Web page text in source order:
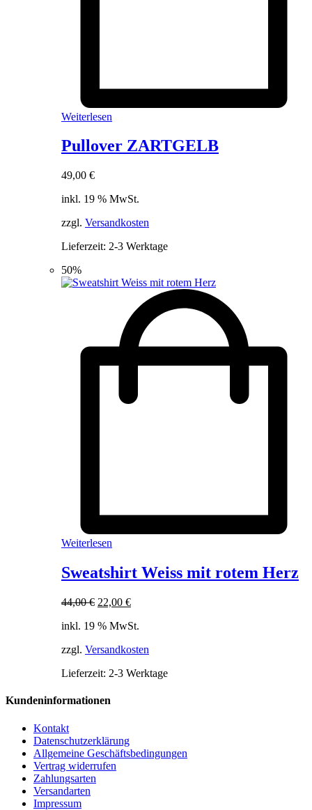
Weiterlesen
Pullover ZARTGELB
49,00 €
inkl. 19 % MwSt.
zzgl. Versandkosten
Lieferzeit: 2-3 Werktage
50%
Weiterlesen
Sweatshirt Weiss mit rotem Herz
44,00€ Ursprünglicher
war:
22,00 €Aktueller
ist:
inkl. 19 % MwSt.
zzgl. Versandkosten
Lieferzeit: 2-3 Werktage
Kundeninformationen
Kontakt
Datenschutzerklärung
Allgemeine Geschäftsbedingungen
Vertrag widerrufen
Zahlungsarten
Versandarten
Impressum